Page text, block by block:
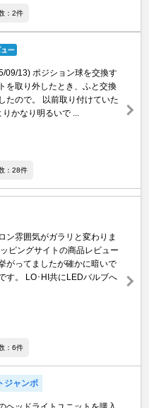
：2件
09/13) ポジション球を交換す
を取り外したとき、ふと交換
たので。 以前取り付けていた
かなり明るいで ...
：28件
ン雰囲気がガラリと変わりま
ピングサイトの商品レビュー
がってましたが確かに暗いで
す。 LO･HI共にLEDバルブへ
：6件
ジャンボ